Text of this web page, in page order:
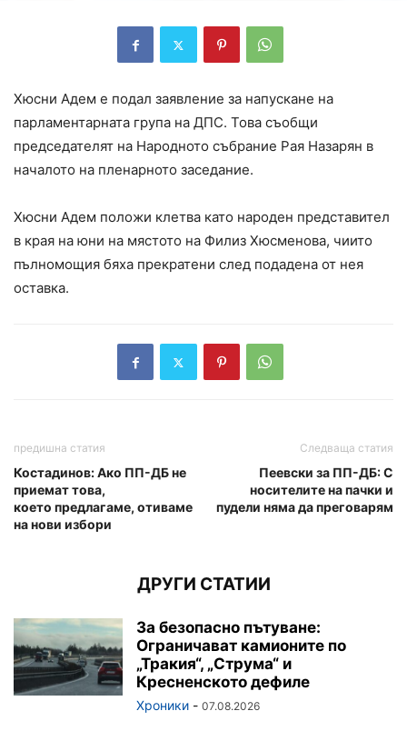
Хюсни Адем е подал заявление за напускане на
парламентарната група на ДПС. Това съобщи
председателят на Народното събрание Рая Назарян в
началото на пленарното заседание.
Хюсни Адем положи клетва като народен представител
в края на юни на мястото на Филиз Хюсменова, чиито
пълномощия бяха прекратени след подадена от нея
оставка.
предишна статия
Костадинов: Ако ПП-ДБ не
приемат това,
което предлагаме, отиваме
на нови избори
Следваща статия
Пеевски за ПП-ДБ: С
носителите на пачки и
пудели няма да преговарям
ДРУГИ СТАТИИ
За безопасно пътуване:
Ограничават камионите по
„Тракия“, „Струма“ и
Кресненското дефиле
Хроники - 07.08.2026